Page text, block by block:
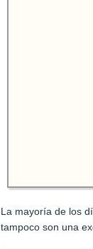
La mayoría de los
tampoco son una